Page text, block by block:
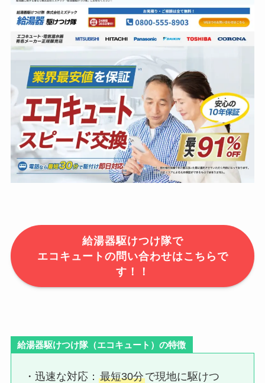
給湯器駆けつけ隊で
エコキュートの問い合わせはこちらで
す！！
給湯器駆けつけ隊（エコキュート）の特徴
・迅速な対応：​最短30分で現地に駆けつ